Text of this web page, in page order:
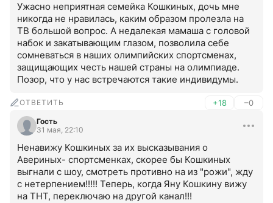
Ужасно неприятная семейка Кошкиных, дочь мне
никогда не нравилась, каким образом пролезла на
ТВ большой вопрос. А недалекая мамаша с головой
набок и закатывающим глазом, позволила себе
сомневаться в наших олимпийских спортсменах,
защищающих честь нашей страны на олимпиаде.
Позор, что у нас встречаются такие индивидумы.
ОТВЕТИТЬ +18 –0
Гость
31 мая, 22:10
Ненавижу Кошкиных за их высказывания о
Авериных- спортсменках, скорее бы Кошкиных
выгнали с шоу, смотреть противно на из "рожи", жду
с нетерпением!!!!! Теперь, когда Яну Кошкину вижу
на ТНТ, переключаю на другой канал!!!